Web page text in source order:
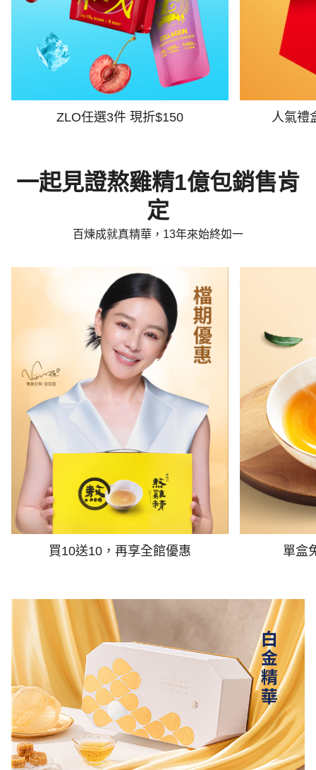
ZLO任選3件 現折$150 人氣禮
一起見證熬雞精1億包銷售肯
定
百煉成就真精華，13年來始終如一
買10送10，再享全館優惠 單盒